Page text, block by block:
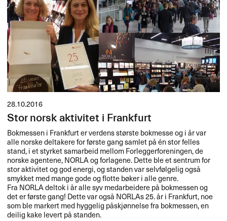
28.10.2016
Stor norsk aktivitet i Frankfurt
Bokmessen i Frankfurt er verdens største bokmesse og i år var
alle norske deltakere for første gang samlet på én stor felles
stand, i et styrket samarbeid mellom Forleggerforeningen, de
norske agentene,NORLAog forlagene. Dette ble et sentrum for
stor aktivitet og god energi, og standen var selvfølgelig også
smykket med mange gode og flotte bøker i alle genre.
Fra NORLAdeltok i år alle syv medarbeidere på bokmessen og
det er første gang! Dette var også NORLAs 25. år i Frankfurt, noe
som ble markert med hyggelig påskjønnelse fra bokmessen, en
deilig kake levert på standen.